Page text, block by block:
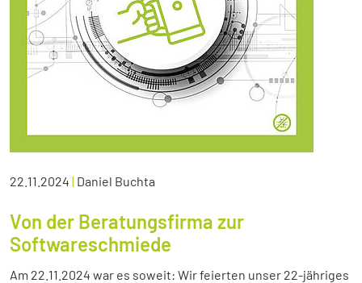
22.11.2024 | Daniel Buchta
Von der Beratungsfirma zur
Softwareschmiede
Am 22.11.2024 war es soweit: Wir feierten unser 22-jähriges